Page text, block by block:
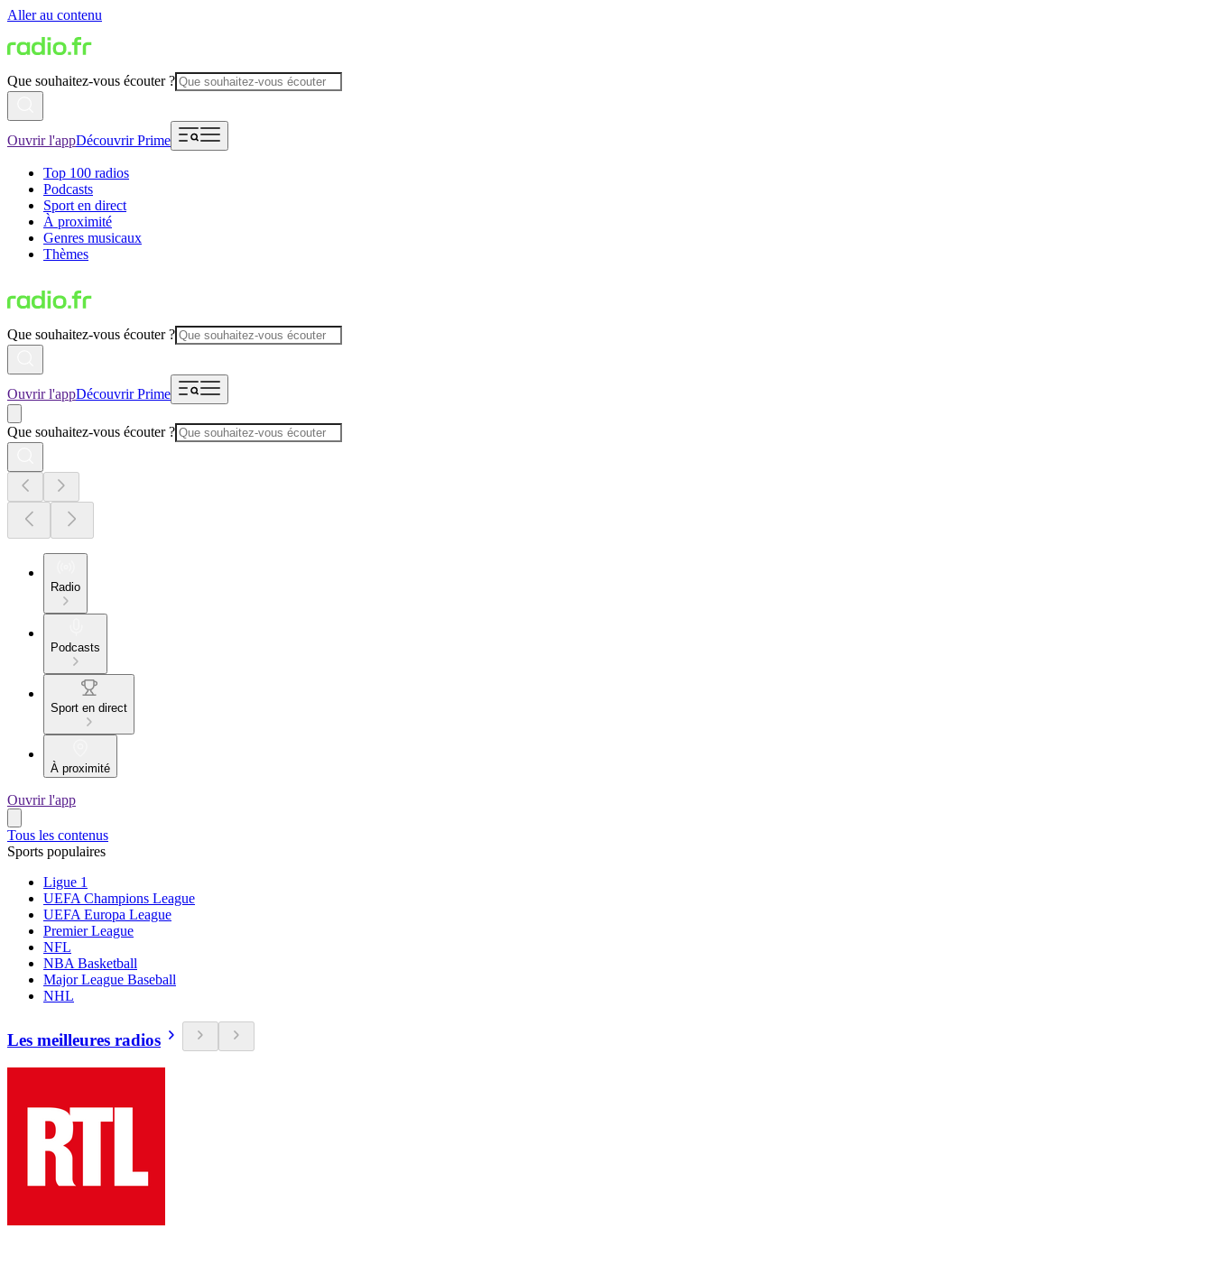
Aller au contenu
Que souhaitez-vous écouter ?
Ouvrir l'appDécouvrir Prime
Top 100 radios
Podcasts
Sport en direct
À proximité
Genres musicaux
Thèmes
Que souhaitez-vous écouter ?
Ouvrir l'appDécouvrir Prime
Que souhaitez-vous écouter ?
Radio
Podcasts
Sport en direct
À proximité
Ouvrir l'app
Tous les contenus
Sports populaires
Ligue 1
UEFA Champions League
UEFA Europa League
Premier League
NFL
NBA Basketball
Major League Baseball
NHL
Les meilleures radios